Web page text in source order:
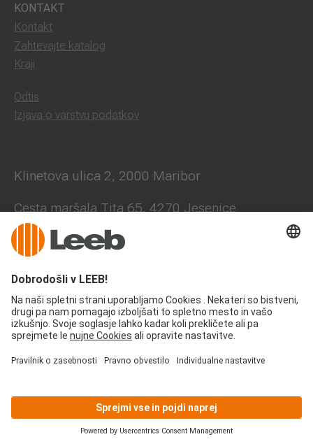
KONTAKT
Kontakt
Zahtevajte katalog
Kraji
Odtis
Izjava o varstvu podatkov
Klinetova ulica 2, 2000 Maribor
Cesta maršala Tita 65, 4270 Jesenice
+386 41 631 705
office@leeb-balkone.com